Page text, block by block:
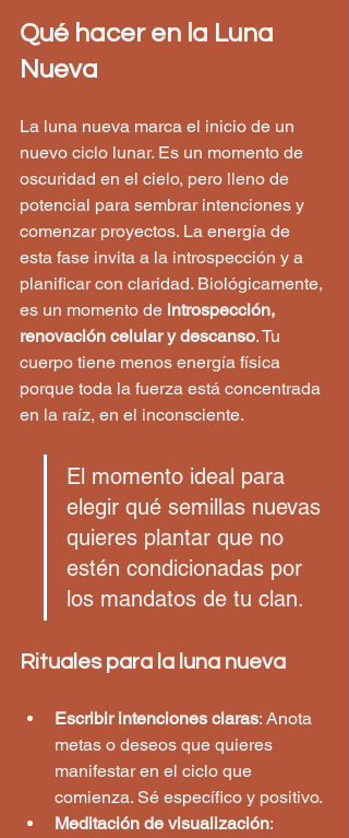
Qué hacer en la Luna
Nueva
La luna nueva marca el inicio de un
nuevo ciclo lunar. Es un momento de
oscuridad en el cielo, pero lleno de
potencial para sembrar intenciones y
comenzar proyectos. La energía de
esta fase invita a la introspección y a
planificar con claridad. Biológicamente,
es un momento de introspección,
renovación celular y descanso. Tu
cuerpo tiene menos energía física
porque toda la fuerza está concentrada
en la raíz, en el inconsciente.
El momento ideal para
elegir qué semillas nuevas
quieres plantar que no
estén condicionadas por
los mandatos de tu clan.
Rituales para la luna nueva
Escribir intenciones claras: Anota
metas o deseos que quieres
manifestar en el ciclo que
comienza. Sé específico y positivo.
Meditación de visualización: